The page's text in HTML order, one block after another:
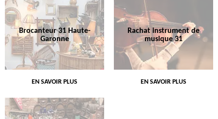
Brocanteur 31 Haute-
Garonne
EN SAVOIR PLUS
Rachat instrument de
musique 31
EN SAVOIR PLUS